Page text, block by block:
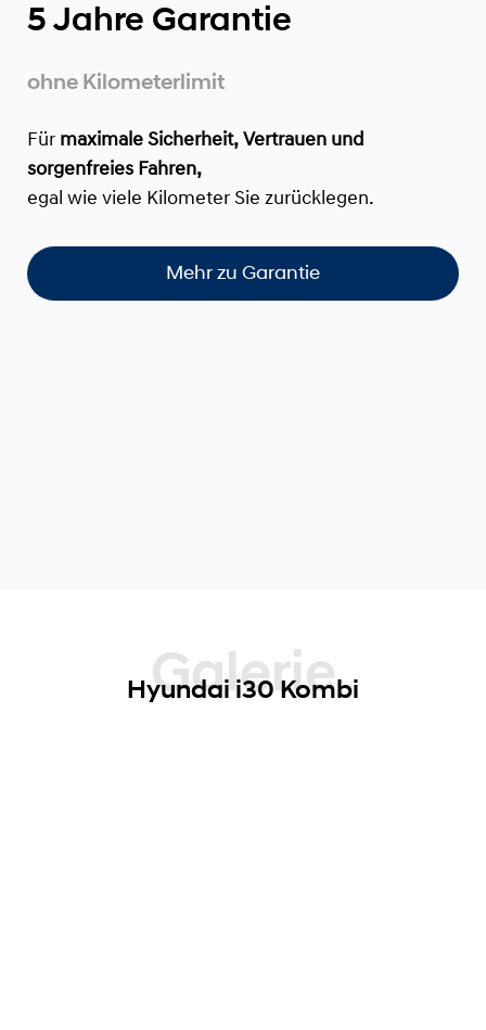
5 Jahre Garantie
ohne Kilometerlimit
Für maximale Sicherheit, Vertrauen und
sorgenfreies Fahren,
egal wie viele Kilometer Sie zurücklegen.
Mehr zu Garantie
Galerie
Hyundai i30 Kombi